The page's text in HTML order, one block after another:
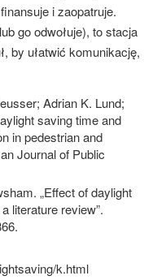
i zaopatruje.
go odwołuje), to stacja
by ułatwić komunikację,
Adrian K. Lund;
saving time and
in pedestrian and
Journal of Public
„Effect of daylight
literature review”.
k.html